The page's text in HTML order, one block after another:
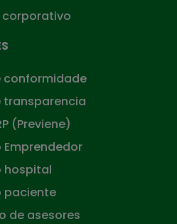
corporativo
conformidade
transparencia
(Previene)
Emprendedor
hospital
paciente
de asesores